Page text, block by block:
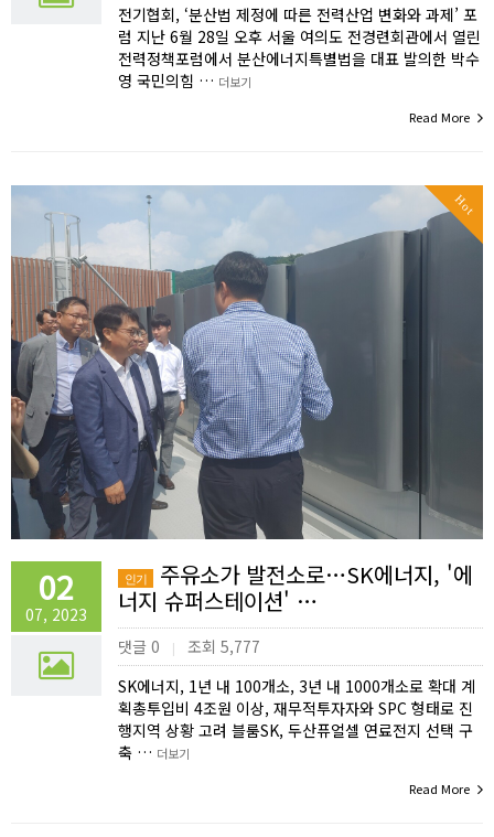
전기협회, ‘분산법 제정에 따른 전력산업 변화와 과제’ 포
럼 지난 6월 28일 오후 서울 여의도 전경련회관에서 열린
전력정책포럼에서 분산에너지특별법을 대표 발의한 박수
영 국민의힘 … 더보기
Read More
Hot
02
07, 2023
인기
주유소가 발전소로…SK에너지, '에
너지 슈퍼스테이션' …
댓글 0 |
조회 5,777
SK에너지, 1년 내 100개소, 3년 내 1000개소로 확대 계
획총투입비 4조원 이상, 재무적투자자와 SPC 형태로 진
행지역 상황 고려 블룸SK, 두산퓨얼셀 연료전지 선택 구
축 … 더보기
Read More